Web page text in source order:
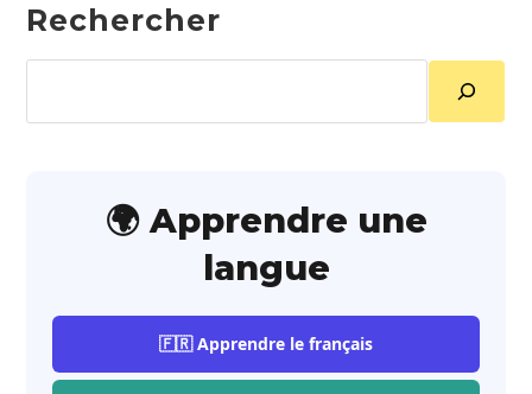
Rechercher
🌍 Apprendre une
langue
🇫🇷 Apprendre le français